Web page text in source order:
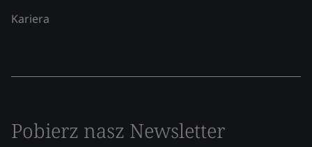
Kariera
Pobierz nasz Newsletter